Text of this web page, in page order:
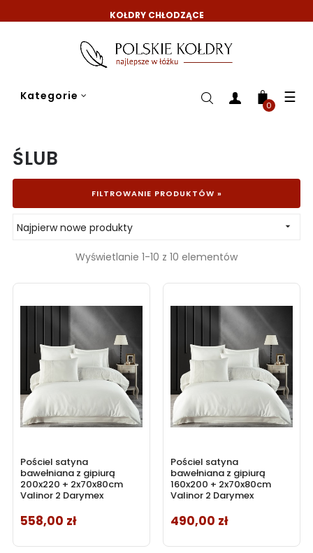
KOŁDRY CHŁODZĄCE
Kategorie ☰
0
ŚLUB
FILTROWANIE PRODUKTÓW »
Najpierw nowe produkty 
Wyświetlanie 1-10 z 10 elementów
Pościel satyna
bawełniana z gipiurą
200x220 + 2x70x80cm
Valinor 2 Darymex
Cena
558,00 zł
Pościel satyna
bawełniana z gipiurą
160x200 + 2x70x80cm
Valinor 2 Darymex
Cena
490,00 zł